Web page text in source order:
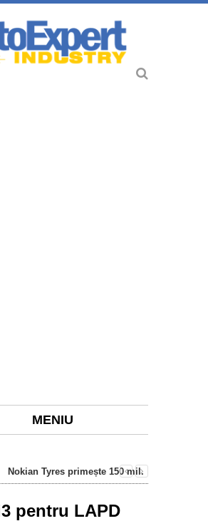
MENIU
Nokian Tyres primește 150 mil.
de la Oradea
pentru LAPD